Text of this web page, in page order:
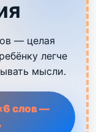
— целая
легче
мысли.
слов —